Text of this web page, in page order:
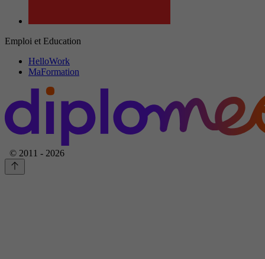
Emploi et Education
HelloWork
MaFormation
© 2011 - 2026